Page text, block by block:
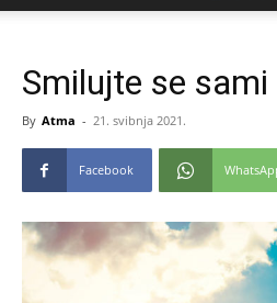
Smilujte se sami
By Atma - 21. svibnja 2021.
Facebook